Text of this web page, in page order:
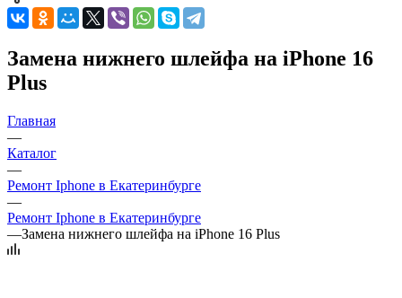
Замена нижнего шлейфа на iPhone 16
Plus
Главная
—
Каталог
—
Ремонт Iphone в Екатеринбурге
—
Ремонт Iphone в Екатеринбурге
—Замена нижнего шлейфа на iPhone 16 Plus